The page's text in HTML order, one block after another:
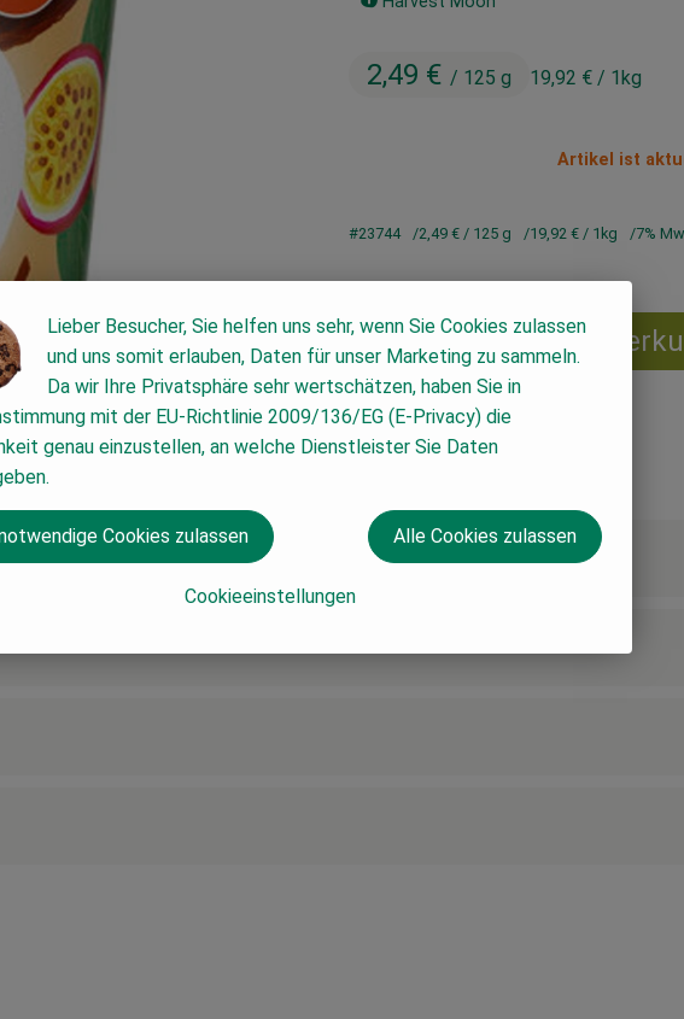
2,49 € / 125 g 19,92 € / 1kg
Artikel ist
#23744 2,49 € / 125 g 19,92 € / 1kg 7%
Lieber Besucher, Sie helfen uns sehr, wenn Sie Cookies zulassen
und uns somit erlauben, Daten für unser Marketing zu sammeln.
Da wir Ihre Privatsphäre sehr wertschätzen, haben Sie in
mit der EU-Richtlinie 2009/136/EG (E-Privacy) die
genau einzustellen, an welche Dienstleister Sie Daten
Cookieeinstellungen
Cookies zulassen Alle Cookies zulassen